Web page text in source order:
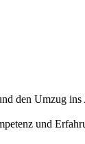
den Umzug ins
und